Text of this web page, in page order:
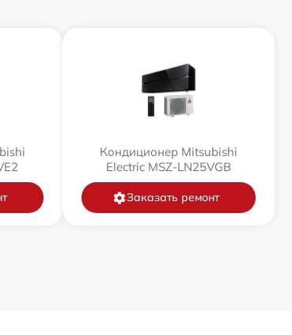
Кондиционер Mitsubishi
Electric MSZ-LN25VGB
Заказать ремонт